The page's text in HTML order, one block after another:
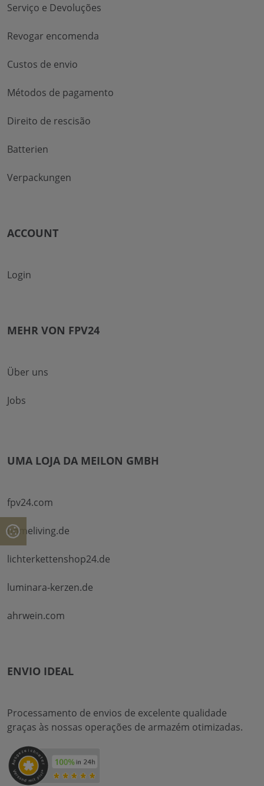
Serviço e Devoluções
Revogar encomenda
Custos de envio
Métodos de pagamento
Direito de rescisão
Batterien
Verpackungen
ACCOUNT
Login
MEHR VON FPV24
Über uns
Jobs
UMA LOJA DA MEILON GMBH
fpv24.com
homeliving.de
lichterkettenshop24.de
luminara-kerzen.de
ahrwein.com
ENVIO IDEAL
Processamento de envios de excelente qualidade
graças às nossas operações de armazém otimizadas.